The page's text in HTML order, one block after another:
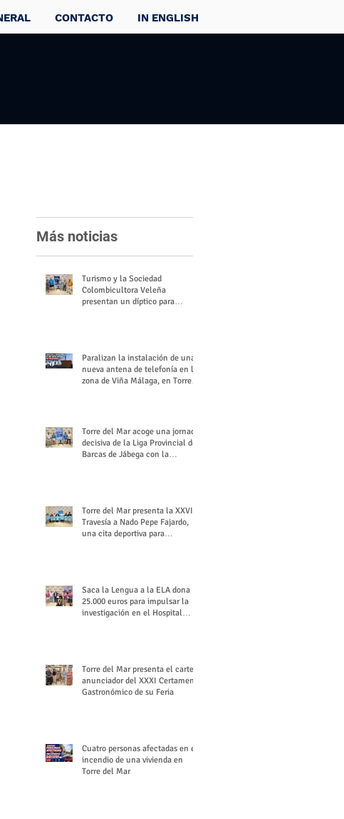
CONTACTO IN ENGLISH
Más noticias
Turismo y la Sociedad
Colombicultora Veleña
presentan un díptico para
Paralizan la instalación de una
nueva antena de telefonía en la
zona de Viña Málaga, en Torre
Torre del Mar acoge una jornada
decisiva de la Liga Provincial de
Barcas de Jábega con la
Torre del Mar presenta la XXVI
Travesía a Nado Pepe Fajardo,
una cita deportiva para
Saca la Lengua a la ELA dona
25.000 euros para impulsar la
investigación en el Hospital
Torre del Mar presenta el cartel
anunciador del XXXI Certamen
Gastronómico de su Feria
Cuatro personas afectadas en el
incendio de una vivienda en
Torre del Mar